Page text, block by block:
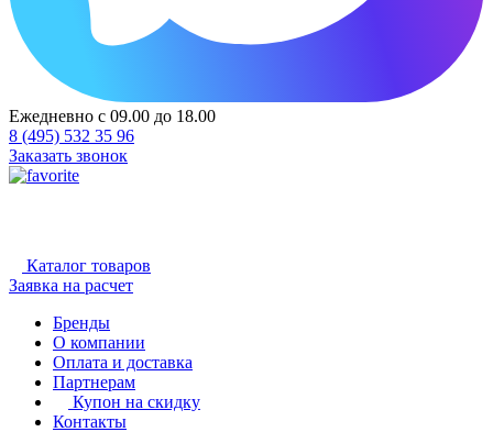
Ежедневно с 09.00 до 18.00
8 (495) 532 35 96
Заказать звонок
Каталог товаров
Заявка на расчет
Бренды
О компании
Оплата и доставка
Партнерам
Купон на скидку
Контакты